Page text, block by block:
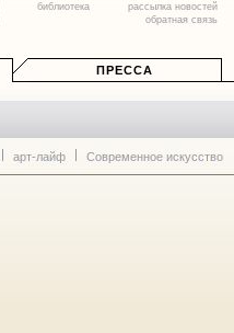
библиотека
рассылка новостей
обратная связь
ПРЕССА
арт-лайф Современное искусство